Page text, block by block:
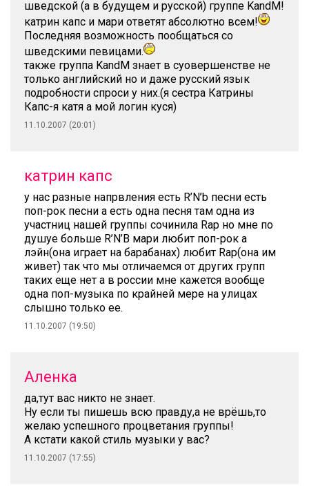
шведской (а в будущем и русской) группе KandM!
катрин капс и мари ответят абсолютно всем!
Последняя возможность пообщаться со
шведскими певицами.
также группа KandM знает в суовершенстве не
только английский но и даже русский язык
подробности спроси у них.(я сестра Катрины
Капс-я катя а мой логин куся)
11.10.2007 (20:01)
катрин капс
у нас разные напрвления есть R’N’b песни есть
поп-рок песни а есть одна песня там одна из
участниц нашей группы сочинила Rap но мне по
душуе больше R’N’B мари любит поп-рок а
лэйн(она играет на барабанах) любит Rap(она им
живет) так что мы отличаемся от других групп
таких еще нет а в россии мне кажется вообще
одна поп-музыка по крайней мере на улицах
слышно только ее.
11.10.2007 (19:50)
Аленка
да,тут вас никто не знает.
Ну если ты пишешь всю правду,а не врёшь,то
желаю успешного процветания группы!
А кстати какой стиль музыки у вас?
11.10.2007 (17:55)